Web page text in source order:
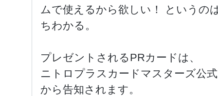
ムで使えるから欲しい！ というの
ちわかる。
プレゼントされるPRカードは、
ニトロプラスカードマスターズ公
から告知されます。